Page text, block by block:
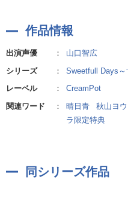
作品情報
出演声優 ：
山口智広
シリーズ
：
Sweetfull Days～
レーベル
：
CreamPot
関連ワード
： 晴日青 秋山ヨウ
ラ限定特典
同シリーズ作品